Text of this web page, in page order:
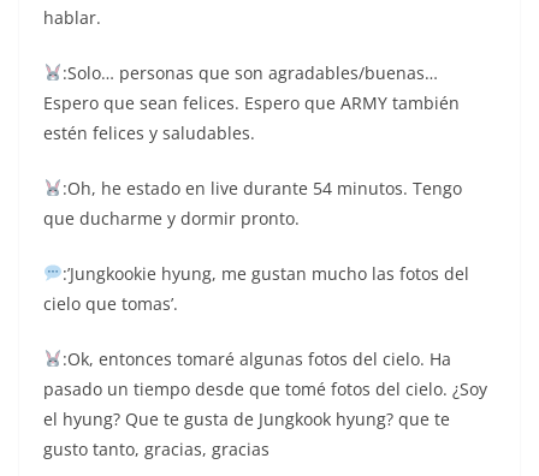
hablar.
:Solo… personas que son agradables/buenas…
Espero que sean felices. Espero que ARMY también
estén felices y saludables.
:Oh, he estado en live durante 54 minutos. Tengo
que ducharme y dormir pronto.
:’Jungkookie hyung, me gustan mucho las fotos del
cielo que tomas’.
:Ok, entonces tomaré algunas fotos del cielo. Ha
pasado un tiempo desde que tomé fotos del cielo. ¿Soy
el hyung? Que te gusta de Jungkook hyung? que te
gusto tanto, gracias, gracias